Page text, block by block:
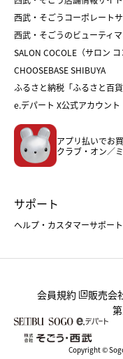
クリスマスケーキ
福袋
ホワイトデー
人気のギフト
バレンタイン
おせち
父の日
フード
メンズファッション＆スポー
ホーム・キッチン＆アート
西武・そごうコーポレート
西武・そごうのビューティ
SALON COCOLE（サロン コ
CHOOSEBASE SHIBUYA
ふるさと納税「ふるさと百貨
e.デパート X公式アカウント
アプリ払いでお買
クラブ・オン／
サポート
ヘルプ・カスタマーサポート
会員規約 販売会
Copyright ©